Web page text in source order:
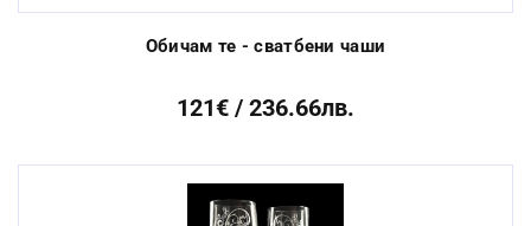
Обичам те - сватбени чаши
121€ / 236.66лв.